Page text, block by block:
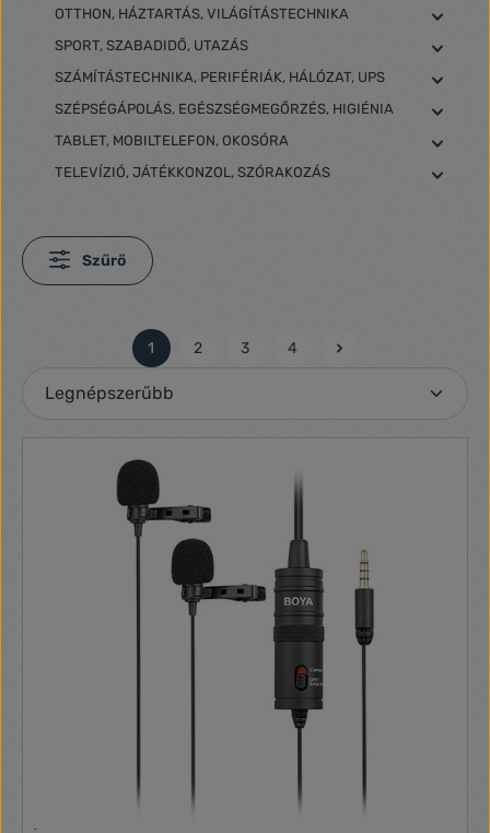
OTTHON, HÁZTARTÁS, VILÁGÍTÁSTECHNIKA
SPORT, SZABADIDŐ, UTAZÁS
SZÁMÍTÁSTECHNIKA, PERIFÉRIÁK, HÁLÓZAT, UPS
SZÉPSÉGÁPOLÁS, EGÉSZSÉGMEGŐRZÉS, HIGIÉNIA
TABLET, MOBILTELEFON, OKOSÓRA
TELEVÍZIÓ, JÁTÉKKONZOL, SZÓRAKOZÁS
Szűrő
Oldal
1
Oldal
2
Oldal
3
Oldal
4